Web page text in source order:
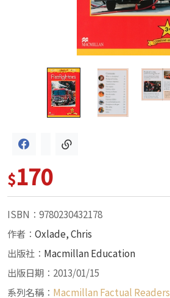
$170
ISBN：9780230432178
作者： Oxlade, Chris
出版社： Macmillan Education
出版日期：2013/01/15
系列名稱： Macmillan Factual Readers